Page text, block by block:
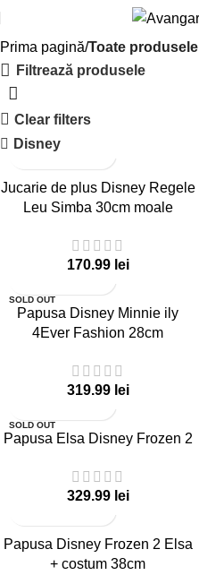
Prima pagină Toate produsele
Filtrează produsele
Clear filters
Disney
Jucarie de plus Disney Regele
Leu Simba 30cm moale
lei
SOLD OUT
Papusa Disney Minnie ily
4Ever Fashion 28cm
lei
SOLD OUT
Papusa Elsa Disney Frozen 2
lei
Papusa Disney Frozen 2 Elsa
+ costum 38cm